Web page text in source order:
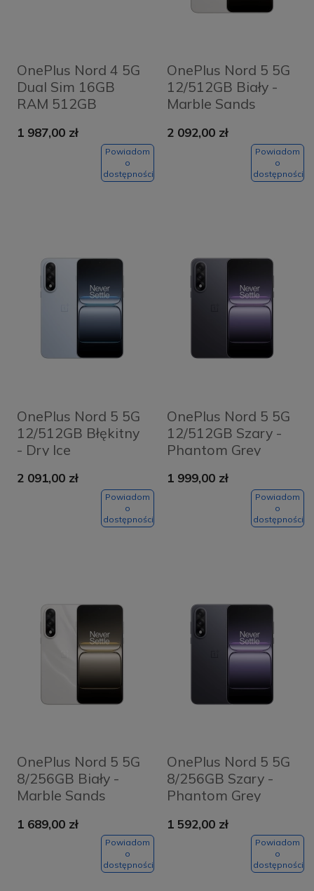
OnePlus Nord 4 5G
Dual Sim 16GB
RAM 512GB
Green
1 987,00 zł
Powiadom
o
dostępności
OnePlus Nord 5 5G
12/512GB Biały -
Marble Sands
2 092,00 zł
Powiadom
o
dostępności
OnePlus Nord 5 5G
12/512GB Błękitny
- Dry Ice
2 091,00 zł
Powiadom
o
dostępności
OnePlus Nord 5 5G
12/512GB Szary -
Phantom Grey
1 999,00 zł
Powiadom
o
dostępności
OnePlus Nord 5 5G
8/256GB Biały -
Marble Sands
1 689,00 zł
Powiadom
o
dostępności
OnePlus Nord 5 5G
8/256GB Szary -
Phantom Grey
1 592,00 zł
Powiadom
o
dostępności